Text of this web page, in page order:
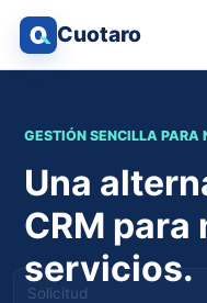
Cuotaro
Solicitud
GESTIÓN SENCILLA PARA
Una
CRM para
servicios.